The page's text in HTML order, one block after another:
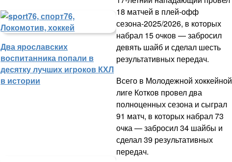
Два ярославских
воспитанника попали в
десятку лучших игроков КХЛ
в истории
18 матчей в плей-офф
сезона-2025/2026, в которых
набрал 15 очков — забросил
девять шайб и сделал шесть
результативных передач.
Всего в Молодежной хоккейной
лиге Котков провел два
полноценных сезона и сыграл
91 матч, в которых набрал 73
очка — забросил 34 шайбы и
сделал 39 результативных
передач.